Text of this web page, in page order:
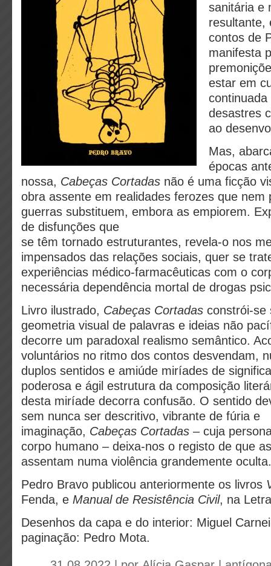
sanitária e
resultante,
contos de
manifesta
estar em
desastres
ao
Mas,
épocas
nossa, Cabeças Cortadas não é uma ficção
obra assente em realidades ferozes que nem
guerras substituem, embora as empiorem.
de disfunções que
se têm tornado estruturantes, revela-o nos
impensados das relações sociais, quer se
experiências médico-farmacêuticas com o
necessária dependência mortal de drogas
Livro ilustrado, Cabeças Cortadas constrói-se
geometria visual de palavras e ideias não
decorre um paradoxal realismo semântico.
voluntários no ritmo dos contos desvendam,
duplos sentidos e amiúde miríades de
poderosa e ágil estrutura da composição
desta miríade decorra confusão. O sentido
sem nunca ser descritivo, vibrante de fúria e
imaginação, Cabeças Cortadas – cuja
corpo humano – deixa-nos o registo de que
assentam numa violência grandemente oculta.
Pedro Bravo publicou anteriormente os livros
Fenda, e Manual de Resistência Civil, na
Desenhos da capa e do interior: Miguel
paginação: Pedro Mota.